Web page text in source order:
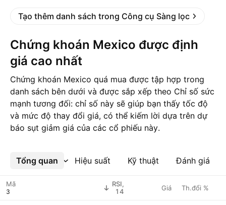
Tạo thêm danh sách trong Công cụ Sàng lọc
Chứng khoán Mexico được định
giá cao nhất
Chứng khoán Mexico quá mua được tập hợp trong
danh sách bên dưới và được sắp xếp theo Chỉ số sức
mạnh tương đối: chỉ số này sẽ giúp bạn thấy tốc độ
và mức độ thay đổi giá, có thể kiếm lời dựa trên dự
báo sụt giảm giá của các cổ phiếu này.
Tổng quan Hiệu suất Kỹ thuật Đánh giá
Xem thêm
Mã
RSI,
14
Giá Th.đổi %